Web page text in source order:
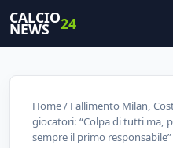
CALCIO
NEWS 24
Home/ Fallimento Milan,
giocatori: “Colpa di tutti ma,
sempre il primo responsabile”